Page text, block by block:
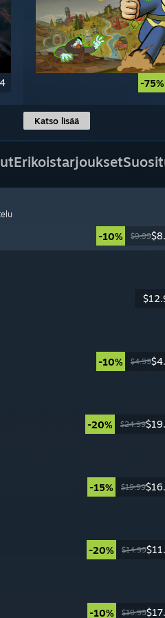
-75%
Katso lisää
Erikoistarjoukset
-10% $9.99
-10% $4.99
-20% $24.99
-15% $19.99
-20% $14.99
-10% $19.99